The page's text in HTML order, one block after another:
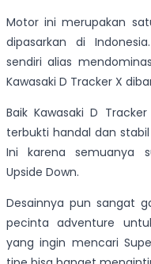
Motor ini merupakan
dipasarkan di
sendiri alias
Kawasaki D Tracker X
Baik Kawasaki D
terbukti handal dan
Ini karena semuanya
Upside Down.
Desainnya pun sangat
pecinta adventure
yang ingin mencari